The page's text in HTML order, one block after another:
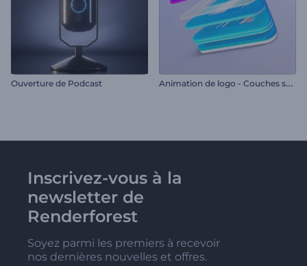
Ouverture de Podcast A
nimation de logo - Couches superposées
Inscrivez-vous à la
newsletter de
Renderforest
Soyez parmi les premiers à recevoir
nos dernières nouvelles et offres.